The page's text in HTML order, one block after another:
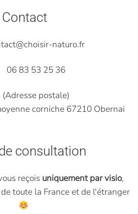
Contact
naturo.fr
06 83 53 25 36
(Adresse postale)
corniche 67210 Obernai
consultation
reçois uniquement par visio,
toute la France et de l'étranger